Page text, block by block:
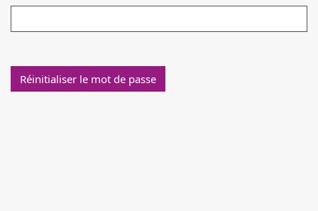
Obligatoire
Réinitialiser le mot de passe